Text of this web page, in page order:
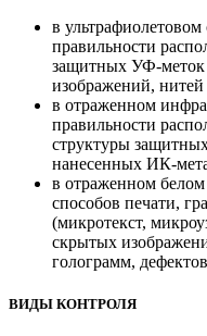
в ультрафиолетовом
правильности
защитных УФ-
изображений, нитей
в отраженном
правильности
структуры
нанесенных ИК-
в отраженном
способов печати,
(микротекст,
скрытых
голограмм,
ВИДЫ КОНТРОЛЯ